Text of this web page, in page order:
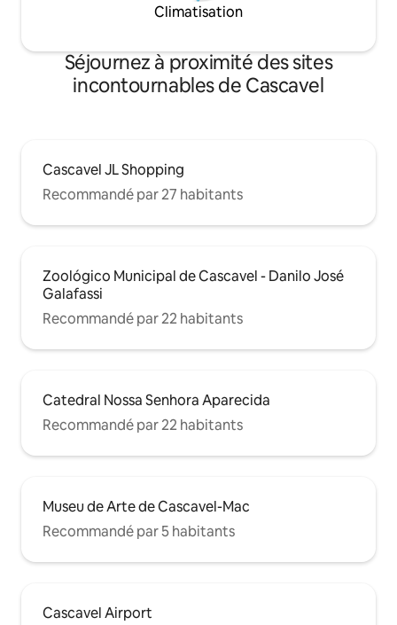
Climatisation
Séjournez à proximité des sites
incontournables de Cascavel
Cascavel JL Shopping
Recommandé par 27 habitants
Zoológico Municipal de Cascavel - Danilo José
Galafassi
Recommandé par 22 habitants
Catedral Nossa Senhora Aparecida
Recommandé par 22 habitants
Museu de Arte de Cascavel-Mac
Recommandé par 5 habitants
Cascavel Airport